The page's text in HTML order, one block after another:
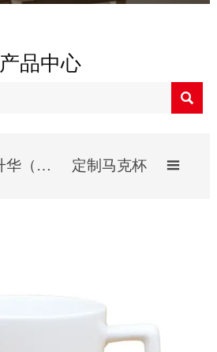
产品中心

热升华（影像）杯 定制马克杯 